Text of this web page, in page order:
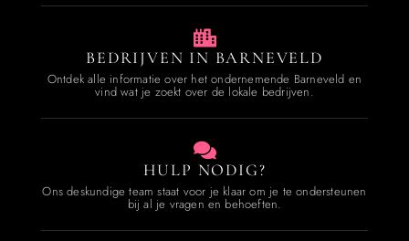
BEDRIJVEN IN BARNEVELD
Ontdek alle informatie over het ondernemende Barneveld en
vind wat je zoekt over de lokale bedrijven.
HULP NODIG?
Ons deskundige team staat voor je klaar om je te ondersteunen
bij al je vragen en behoeften.